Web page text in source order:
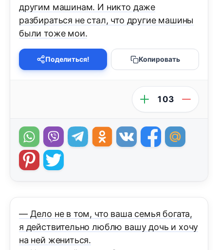
другим машинам. И никто даже
разбираться не стал, что другие машины
были тоже мои.
Поделиться! Копировать
103
— Дело не в том, что ваша семья богата,
я действительно люблю вашу дочь и хочу
на ней жениться.